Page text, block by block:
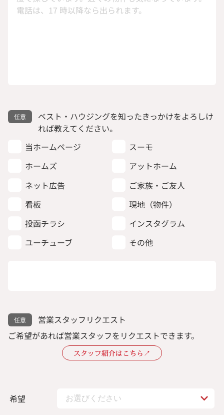
ベスト・ハウジングを知ったきっかけをよろしけ
れば教えてください。
当ホームページ
スーモ
ホームズ
アットホーム
ネット広告
ご家族・ご友人
看板
現地（物件）
投函チラシ
インスタグラム
ユーチューブ
その他
営業スタッフリクエスト
ご希望があれば営業スタッフをリクエストできます。
スタッフ紹介はこちら↗︎
希望